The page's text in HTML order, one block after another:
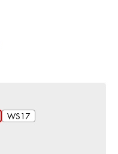
WS17